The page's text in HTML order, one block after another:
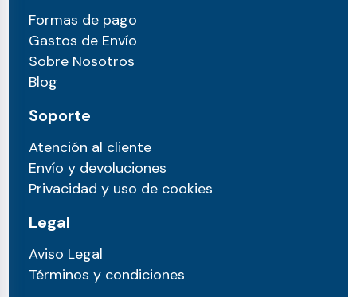
Formas de pago
Gastos de Envío
Sobre Nosotros
Blog
Soporte
Atención al cliente
Envío y devoluciones
Privacidad y uso de cookies
Legal
Aviso Legal
Términos y condiciones